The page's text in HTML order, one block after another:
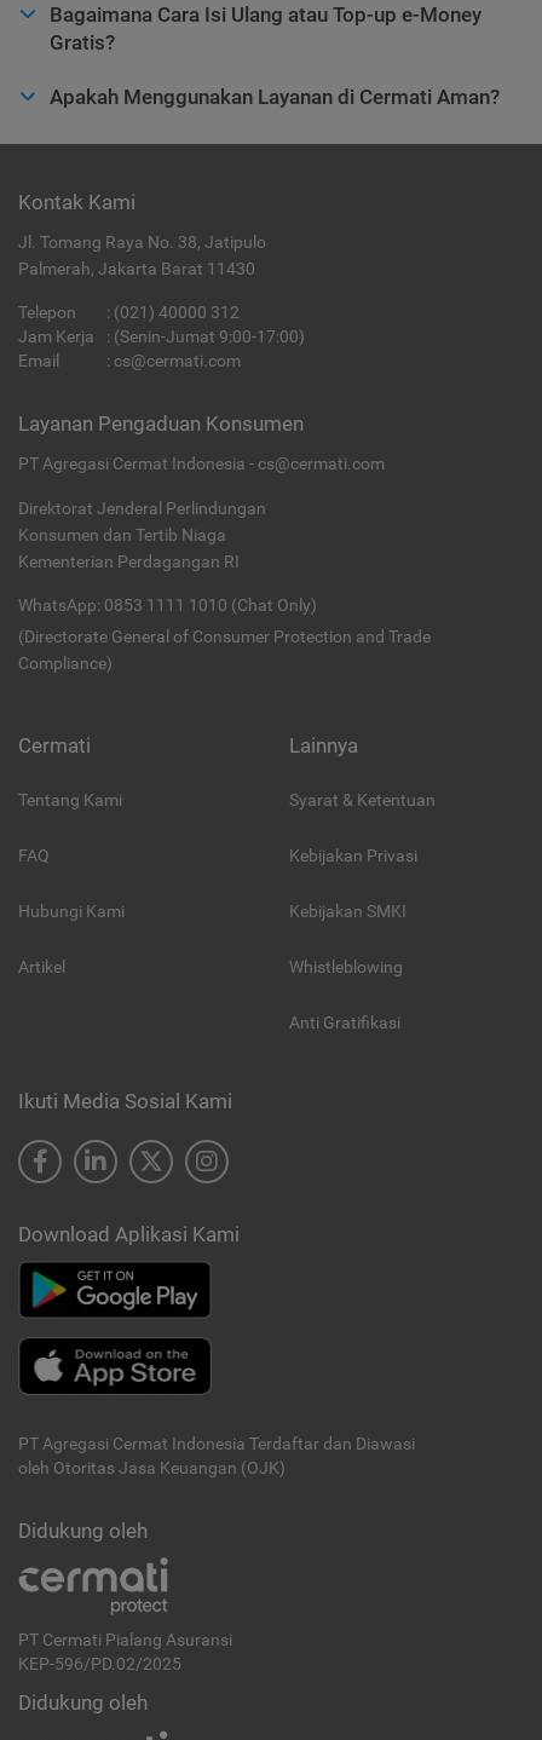
Bagaimana Cara Isi Ulang atau Top-up e-Money
Gratis?
Apakah Menggunakan Layanan di Cermati Aman?
Kontak Kami
Jl. Tomang Raya No. 38, Jatipulo
Palmerah, Jakarta Barat 11430
Telepon : (021) 40000 312
Jam Kerja
: (Senin-Jumat 9:00-17:00)
Email
: cs@cermati.com
Layanan Pengaduan Konsumen
PT Agregasi Cermat Indonesia - cs@cermati.com
Direktorat Jenderal Perlindungan
Konsumen dan Tertib Niaga
Kementerian Perdagangan RI
WhatsApp: 0853 1111 1010 (Chat Only)
(Directorate General of Consumer Protection and Trade
Compliance)
Cermati
Tentang Kami
FAQ
Hubungi Kami
Artikel
Lainnya
Syarat & Ketentuan
Kebijakan Privasi
Kebijakan SMKI
Whistleblowing
Anti Gratifikasi
Ikuti Media Sosial Kami
Download Aplikasi Kami
PT Agregasi Cermat Indonesia Terdaftar dan Diawasi
oleh Otoritas Jasa Keuangan (OJK)
Didukung oleh
PT Cermati Pialang Asuransi
KEP-596/PD.02/2025
Didukung oleh